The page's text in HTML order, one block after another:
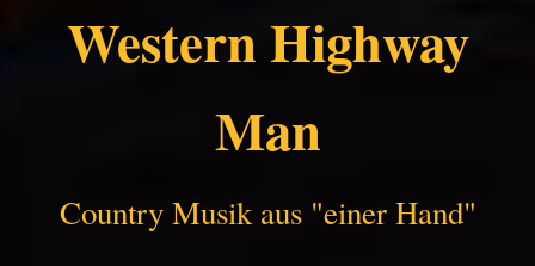
Western Highway
Man
Country Musik aus "einer Hand"